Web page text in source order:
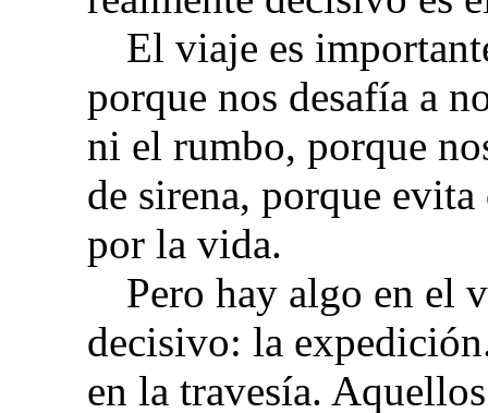
El viaje es
porque nos desafía a
ni el rumbo, porque
de sirena, porque
por la vida.
Pero hay algo en el
decisivo: la
en la travesía.